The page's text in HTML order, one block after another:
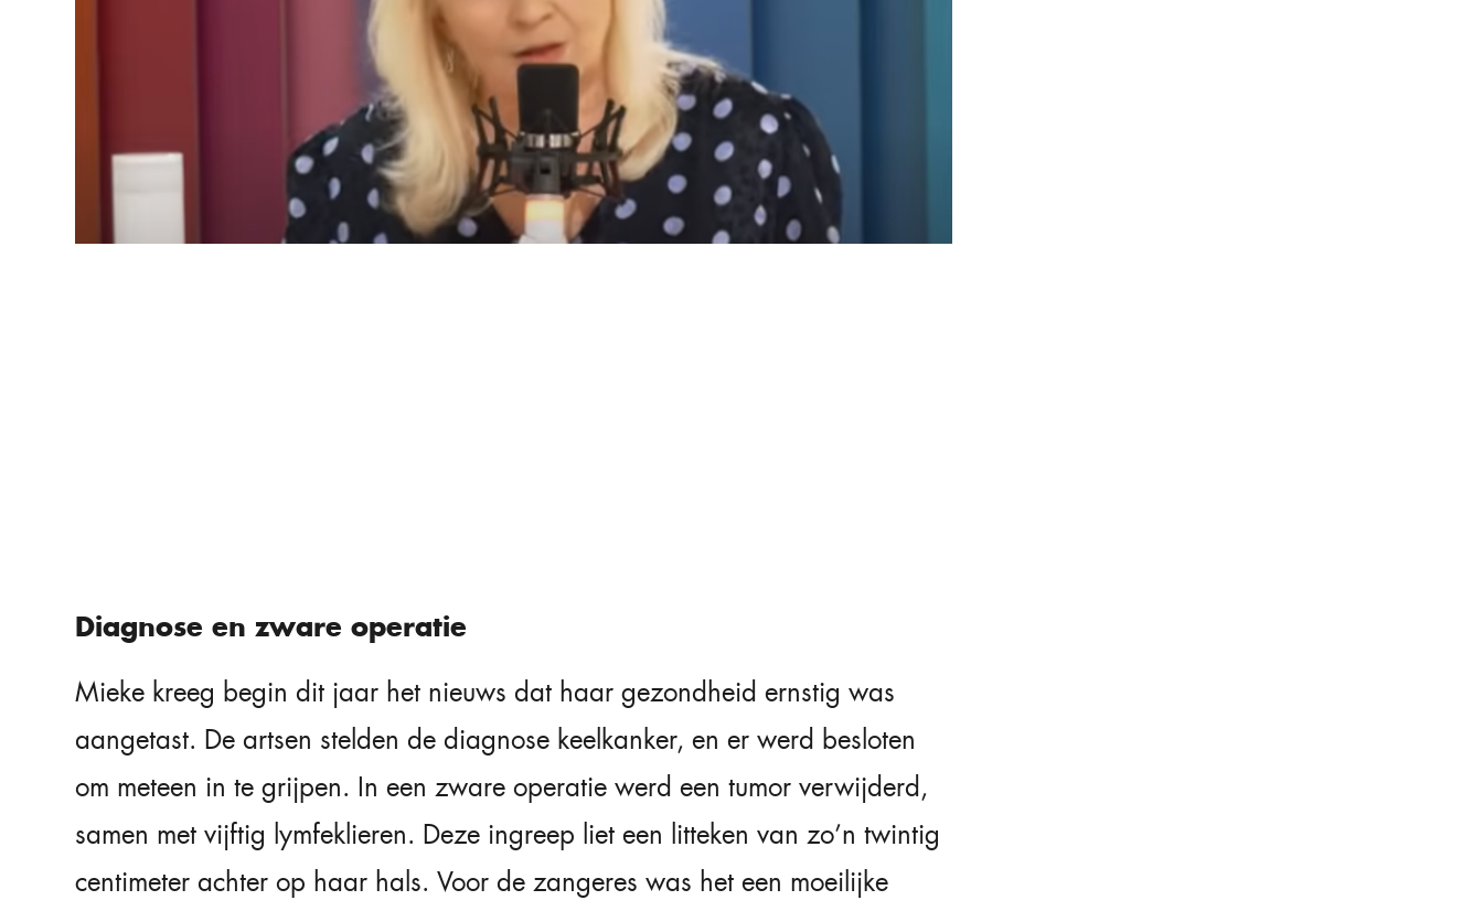
Diagnose en zware operatie
Mieke kreeg begin dit jaar het nieuws dat haar gezondheid ernstig was
aangetast. De artsen stelden de diagnose keelkanker, en er werd besloten
om meteen in te grijpen. In een zware operatie werd een tumor verwijderd,
samen met vijftig lymfeklieren. Deze ingreep liet een litteken van zo’n twintig
centimeter achter op haar hals. Voor de zangeres was het een moeilijke